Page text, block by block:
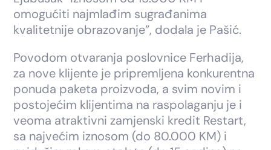
omogućiti najmlađim sugrađanima
kvalitetnije obrazovanje”, dodala je Pašić.
Povodom otvaranja poslovnice Ferhadija,
za nove klijente je pripremljena konkurentna
ponuda paketa proizvoda, a svim novim i
postojećim klijentima na raspolaganju je i
veoma atraktivni zamjenski kredit Restart,
sa najvećim iznosom (do 80.000 KM) i